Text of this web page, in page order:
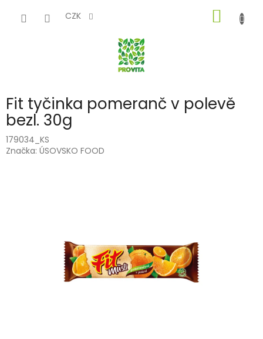
CZK
KOŠÍK
Fit tyčinka pomeranč v polevě
bezl. 30g
179034_KS
Značka: ÚSOVSKO FOOD